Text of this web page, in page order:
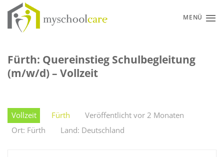
Zum
Inhalt
springen
MENÜ
Fürth: Quereinstieg Schulbegleitung
(m/w/d) – Vollzeit
Vollzeit Fürth
Veröffentlicht vor 2 Monaten
Ort: Fürth
Land: Deutschland